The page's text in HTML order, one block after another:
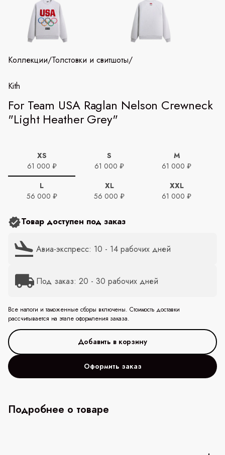
Коллекции/Толстовки и свитшоты/
Kith
For Team USA Raglan Nelson Crewneck
"Light Heather Grey"
XS
61 000 ₽
S
61 000 ₽
M
61 000 ₽
L
56 000 ₽
XL
56 000 ₽
XXL
61 000 ₽
Товар доступен под заказ
Авиа-экспресс: 10 - 14 рабочих дней
Под заказ: 20 - 30 рабочих дней
Все налоги и таможенные сборы включены. Стоимость доставки
рассчитывается на этапе оформления заказа.
Оформить заказ
Подробнее о товаре